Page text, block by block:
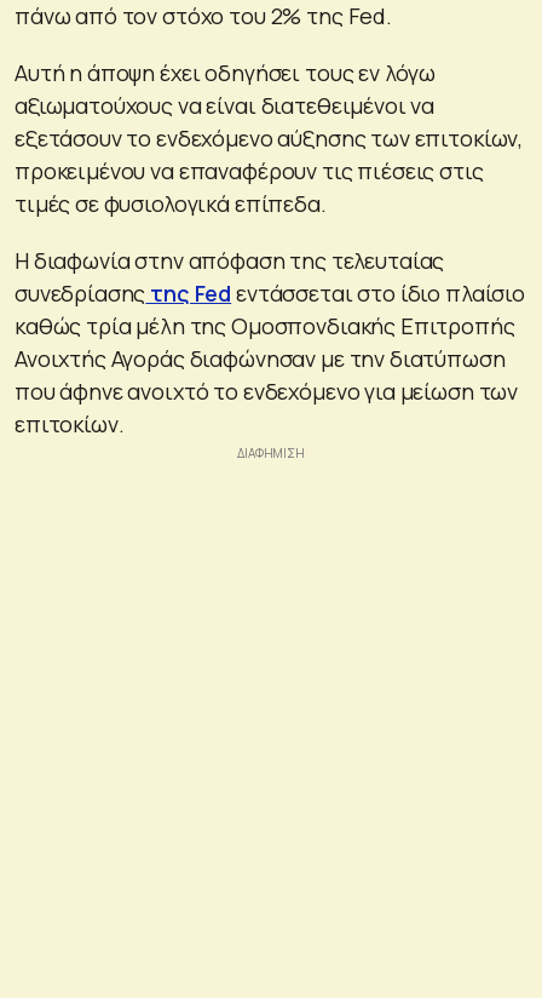
πάνω από τον στόχο του 2% της Fed.
Αυτή η άποψη έχει οδηγήσει τους εν λόγω
αξιωματούχους να είναι διατεθειμένοι να
εξετάσουν το ενδεχόμενο αύξησης των επιτοκίων,
προκειμένου να επαναφέρουν τις πιέσεις στις
τιμές σε φυσιολογικά επίπεδα.
Η διαφωνία στην απόφαση της τελευταίας
συνεδρίασης της Fed εντάσσεται στο ίδιο πλαίσιο
καθώς τρία μέλη της Ομοσπονδιακής Επιτροπής
Ανοιχτής Αγοράς διαφώνησαν με την διατύπωση
που άφηνε ανοιχτό το ενδεχόμενο για μείωση των
επιτοκίων.